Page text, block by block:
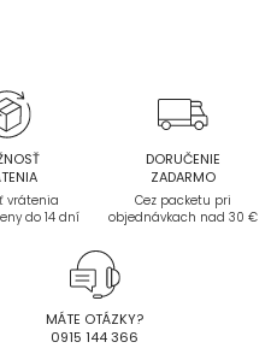
vrátenia
do 14 dní
DORUČENIE
ZADARMO
Cez packetu pri
objednávkach nad 30 €
MÁTE OTÁZKY?
0915 144 366